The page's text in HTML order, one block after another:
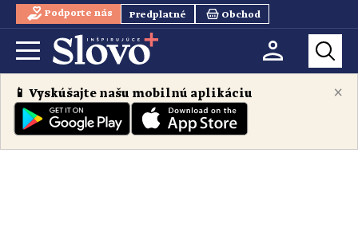
Podporte nás Predplatné Obchod
×
📱 Vyskúšajte našu mobilnú aplikáciu